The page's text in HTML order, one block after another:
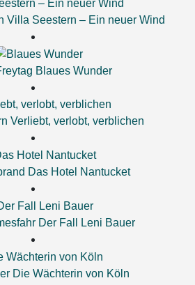
Villa Seestern – Ein neuer Wind
Blaues Wunder
Verliebt, verlobt, verblichen
Das Hotel Nantucket
Der Fall Leni Bauer
Die Wächterin von Köln